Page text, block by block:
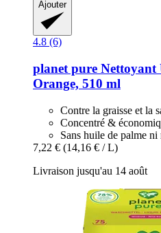
Ajouter
4.8 (6)
planet pure Nettoyant
Orange, 510 ml
Contre la graisse et la
Concentré &
Sans huile de palme
7,22 € (14,16 € / L)
Livraison jusqu'au 14 août